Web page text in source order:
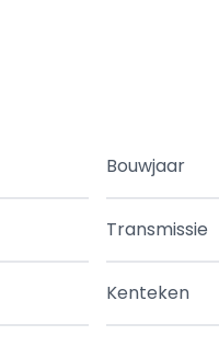
Bouwjaar
Transmissie
Kenteken